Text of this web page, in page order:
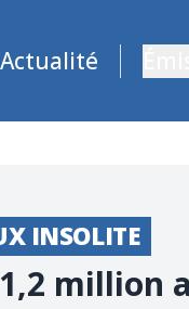
Vaud et
Actualité
INSOLITE
million